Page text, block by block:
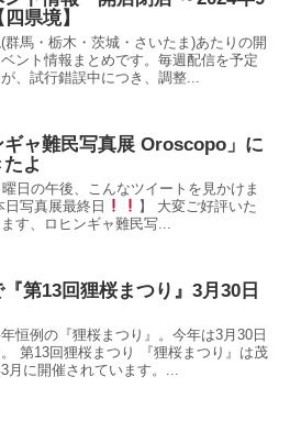
県境】
群馬・栃木・茨城・さいたま)あたりの開
ント情報まとめです。毎週配信を予定
、試行錯誤中につき、調整...
ギャ難民写真展 Oroscopo」に
よ
日の午後、こんなツイートを見かけま
日写真展最終日
】 大変ご好評いた
す、ロヒンギャ難民写...
第13回狸桜まつり』3月30日
恒例の『狸桜まつり』。今年は3月30日
第13回狸桜まつり 『狸桜まつり』は茂
月に開催されています。...